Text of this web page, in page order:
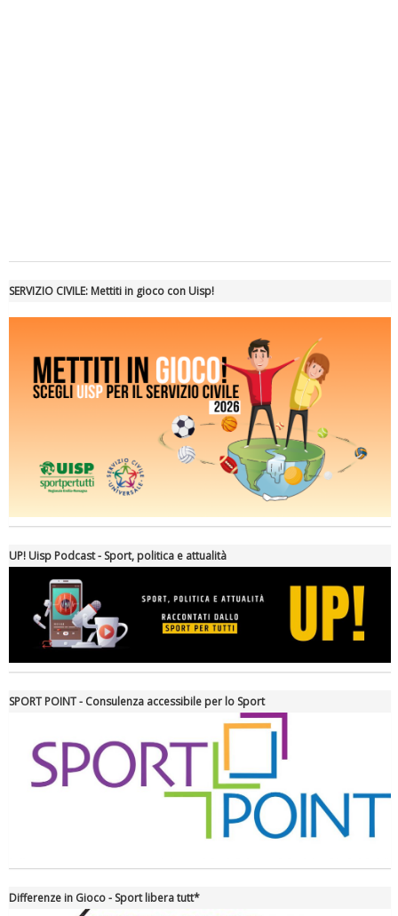
Tiziano Pesce a Radio InBlu2000 traccia il bilancio della stagione
Ddl Lobby, Uisp: “Il Parlamento valorizzi le nostre specificità"
La formazione Uisp rallenta ma prosegue anche in estate
SERVIZIO CIVILE: Mettiti in gioco con Uisp!
UP! Uisp Podcast - Sport, politica e attualità
SPORT POINT - Consulenza accessibile per lo Sport
Differenze in Gioco - Sport libera tutt*